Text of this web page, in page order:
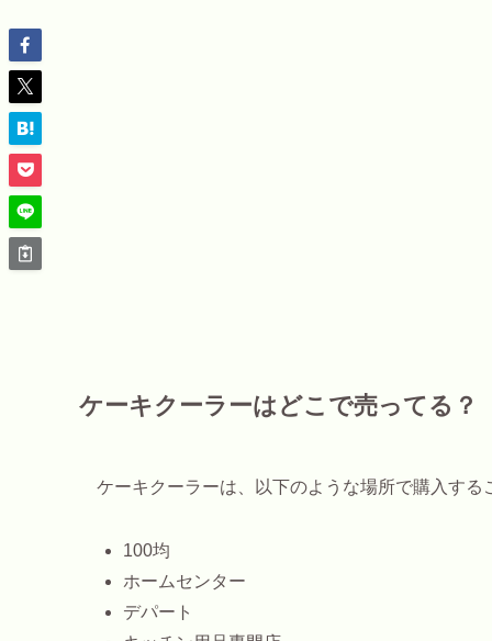
ケーキクーラーはどこで売ってる？
ケーキクーラーは、以下のような場所で購入する
100均
ホームセンター
デパート